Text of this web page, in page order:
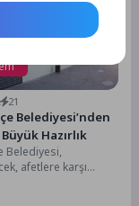
21
Belediyesi’nden
Hazırlık
Belediyesi,
afetlere karşı